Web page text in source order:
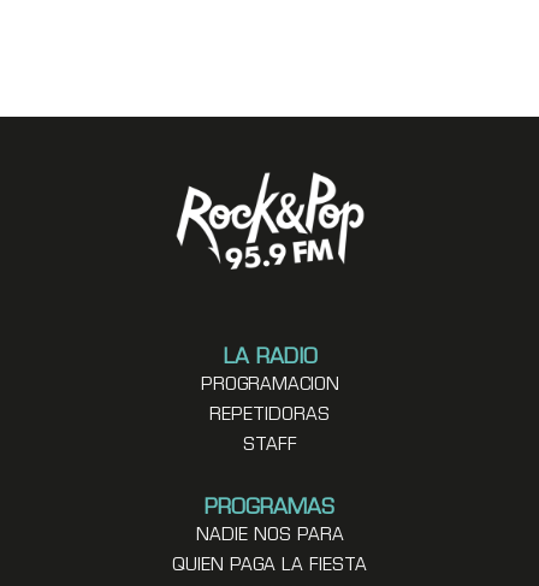
LA RADIO
PROGRAMACION
REPETIDORAS
STAFF
PROGRAMAS
NADIE NOS PARA
QUIEN PAGA LA FIESTA